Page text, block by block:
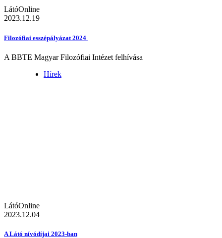
LátóOnline
2023.12.19
Filozófiai esszépályázat 2024
A BBTE Magyar Filozófiai Intézet felhívása
Hírek
LátóOnline
2023.12.04
A Látó nívódíjai 2023-ban